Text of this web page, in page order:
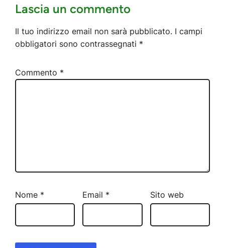
Lascia un commento
Il tuo indirizzo email non sarà pubblicato. I campi
obbligatori sono contrassegnati *
Commento *
Nome * Email * Sito web